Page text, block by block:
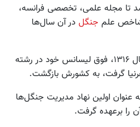
تا مجله علمی، تخصصی فرانسه،
شاخص علم جنگل در آن سال‌ها
مهندس ساعی پس از آنکه در سال ۱۳۱۶، فوق لیسانس خود در رشته
گرفت، به کشورش بازگشت.
تاسیس دایره جنگل در ۱۳۱۷ به عنوان اولین نهاد مدیریت جنگل‌ها
برعهده گرفت.